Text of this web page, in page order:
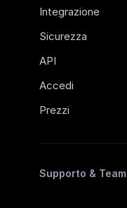
Integrazione
Sicurezza
API
Accedi
Prezzi
Supporto & Team